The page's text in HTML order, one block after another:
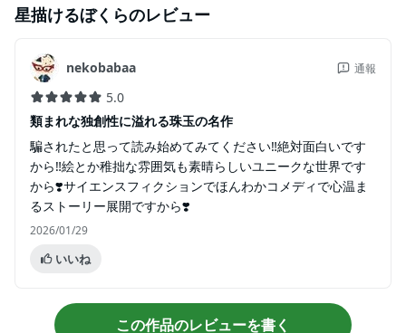
星描けるぼくらのレビュー
nekobabaa 通報
5.0
類まれな独創性に溢れる珠玉の名作
騙されたと思って読み始めてみてください‼️絶対面白いです
から‼️絵とか稚拙な雰囲気も素晴らしいユニークな世界です
から❣️サイエンスフィクションでほんわかコメディで心温ま
るストーリー展開ですから❣️
2026/01/29
いいね
この作品のレビューを書く